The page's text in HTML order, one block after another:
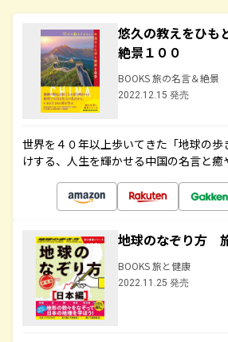
悠久の教えをひも
絶景１００
BOOKS 旅の名言＆絶景
2022.12.15 発売
世界を４０年以上歩いてきた「地球の歩
けする、人生を輝かせる中国の名言と癒
地球のなぞり方
BOOKS 旅と健康
2022.11.25 発売